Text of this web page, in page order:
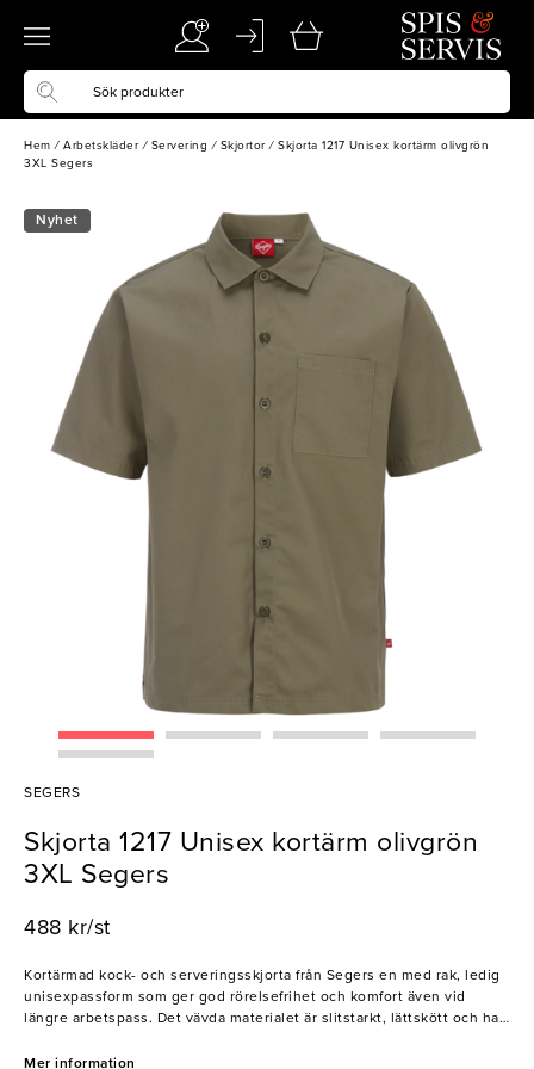
Hem / Arbetskläder / Servering / Skjortor / Skjorta 1217 Unisex kortärm olivgrön
3XL Segers
Nyhet
SEGERS
Skjorta 1217 Unisex kortärm olivgrön
3XL Segers
488 kr/st
Kortärmad kock- och serveringsskjorta från Segers en med rak, ledig
unisexpassform som ger god rörelsefrihet och komfort även vid
längre arbetspass. Det vävda materialet är slitstarkt, lättskött och har
inom restaurang-, hotell- och serviceyrken. Variera din stil enkelt –
Mer information